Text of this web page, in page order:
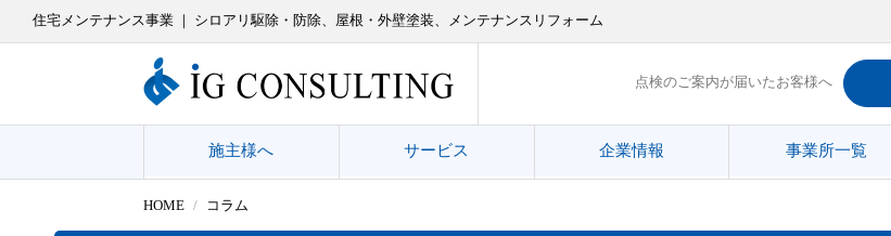
住宅メンテナンス事業 ｜ シロアリ駆除・防除、屋根・外壁塗装、メンテナンスリフォーム
点検のご案内が届いたお客様へ
施主様へ サービス 企業情報 事業所一覧
HOME コラム